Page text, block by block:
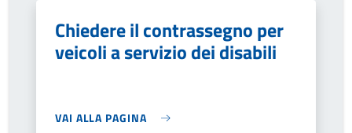
Chiedere il contrassegno per
veicoli a servizio dei disabili
VAI ALLA PAGINA